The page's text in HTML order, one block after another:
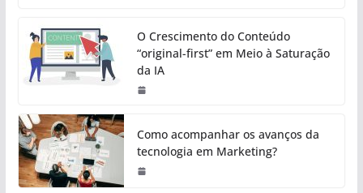
O Crescimento do Conteúdo
“original-first” em Meio à Saturação
da IA
Como acompanhar os avanços da
tecnologia em Marketing?